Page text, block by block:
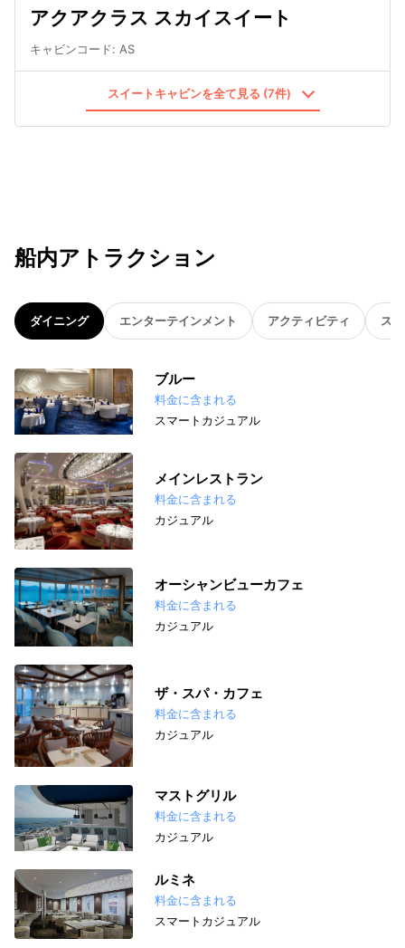
アクアクラス スカイスイート
キャビンコード: AS
スイートキャビンを全て見る (7件)
船内アトラクション
ダイニング エンターテインメント アクティビティ ス
ブルー
料金に含まれる
スマートカジュアル
メインレストラン
料金に含まれる
カジュアル
オーシャンビューカフェ
料金に含まれる
カジュアル
ザ・スパ・カフェ
料金に含まれる
カジュアル
マストグリル
料金に含まれる
カジュアル
ルミネ
料金に含まれる
スマートカジュアル